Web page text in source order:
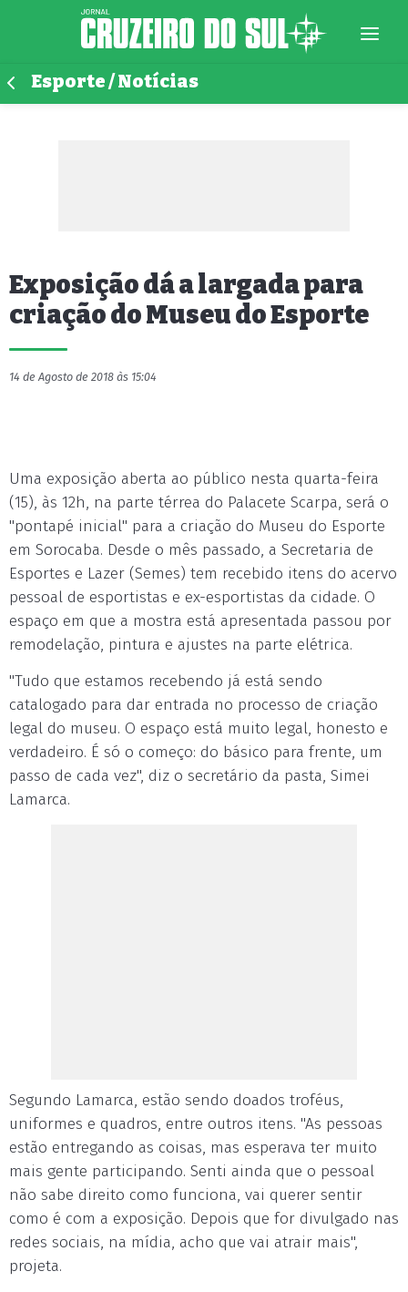
Esporte / Notícias
Exposição dá a largada para
criação do Museu do Esporte
14 de Agosto de 2018 às 15:04
Uma exposição aberta ao público nesta quarta-feira
(15), às 12h, na parte térrea do Palacete Scarpa, será o
"pontapé inicial" para a criação do Museu do Esporte
em Sorocaba. Desde o mês passado, a Secretaria de
Esportes e Lazer (Semes) tem recebido itens do acervo
pessoal de esportistas e ex-esportistas da cidade. O
espaço em que a mostra está apresentada passou por
remodelação, pintura e ajustes na parte elétrica.
"Tudo que estamos recebendo já está sendo
catalogado para dar entrada no processo de criação
legal do museu. O espaço está muito legal, honesto e
verdadeiro. É só o começo: do básico para frente, um
passo de cada vez", diz o secretário da pasta, Simei
Lamarca.
Segundo Lamarca, estão sendo doados troféus,
uniformes e quadros, entre outros itens. "As pessoas
estão entregando as coisas, mas esperava ter muito
mais gente participando. Senti ainda que o pessoal
não sabe direito como funciona, vai querer sentir
como é com a exposição. Depois que for divulgado nas
redes sociais, na mídia, acho que vai atrair mais",
projeta.